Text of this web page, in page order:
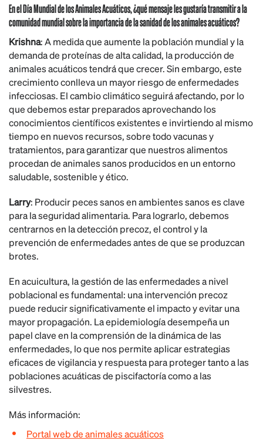
En el Día Mundial de los Animales Acuáticos, ¿qué mensaje les gustaría transmitir a la
comunidad mundial sobre la importancia de la sanidad de los animales acuáticos?
Krishna: A medida que aumente la población mundial y la
demanda de proteínas de alta calidad, la producción de
animales acuáticos tendrá que crecer. Sin embargo, este
crecimiento conlleva un mayor riesgo de enfermedades
infecciosas. El cambio climático seguirá afectando, por lo
que debemos estar preparados aprovechando los
conocimientos científicos existentes e invirtiendo al mismo
tiempo en nuevos recursos, sobre todo vacunas y
tratamientos, para garantizar que nuestros alimentos
procedan de animales sanos producidos en un entorno
saludable, sostenible y ético.
Larry: Producir peces sanos en ambientes sanos es clave
para la seguridad alimentaria. Para lograrlo, debemos
centrarnos en la detección precoz, el control y la
prevención de enfermedades antes de que se produzcan
brotes.
En acuicultura, la gestión de las enfermedades a nivel
poblacional es fundamental: una intervención precoz
puede reducir significativamente el impacto y evitar una
mayor propagación. La epidemiología desempeña un
papel clave en la comprensión de la dinámica de las
enfermedades, lo que nos permite aplicar estrategias
eficaces de vigilancia y respuesta para proteger tanto a las
poblaciones acuáticas de piscifactoría como a las
silvestres.
Más información:
Portal web de animales acuáticos